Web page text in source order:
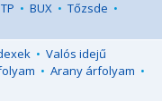
• BUX • Tőzsde •
• Valós idejű
• Arany árfolyam •